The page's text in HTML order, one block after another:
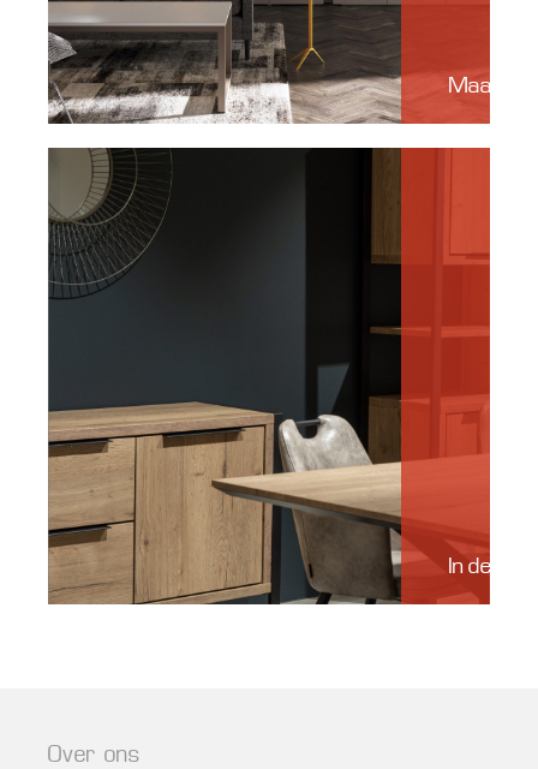
In de
Over ons